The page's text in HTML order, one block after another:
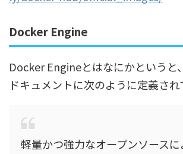
Docker Engine
Docker Engineとはなにかというと、
ドキュメントに次のように定義され
軽量かつ強力なオープンソース